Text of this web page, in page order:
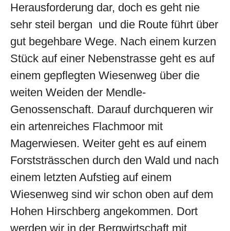
Herausforderung dar, doch es geht nie
sehr steil bergan und die Route führt über
gut begehbare Wege. Nach einem kurzen
Stück auf einer Nebenstrasse geht es auf
einem gepflegten Wiesenweg über die
weiten Weiden der Mendle-
Genossenschaft. Darauf durchqueren wir
ein artenreiches Flachmoor mit
Magerwiesen. Weiter geht es auf einem
Forststrässchen durch den Wald und nach
einem letzten Aufstieg auf einem
Wiesenweg sind wir schon oben auf dem
Hohen Hirschberg angekommen. Dort
werden wir in der Bergwirtschaft mit